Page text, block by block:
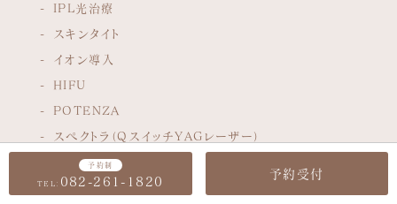
IPL光治療
スキンタイト
イオン導入
HIFU
POTENZA
スペクトラ（QスイッチYAGレーザー）
炭酸ガスレーザー（CO2REレーザー）
フラクショナルレーザー
予約制
TEL: 082-261-1820
予約受付